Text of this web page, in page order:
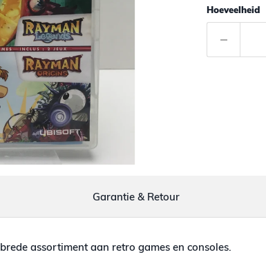
Hoeveelheid
assortiment aan retro games en consoles.
Garantie & Retour